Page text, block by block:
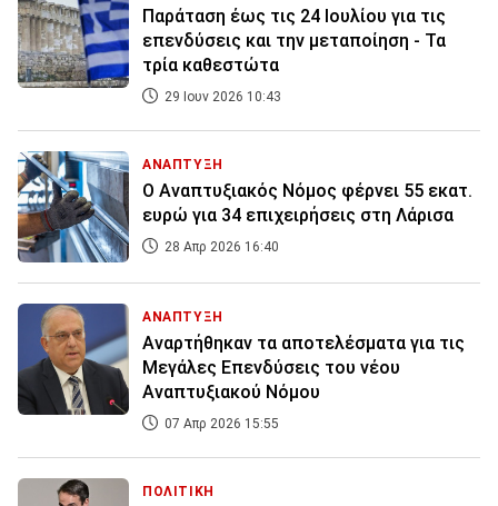
Παράταση έως τις 24 Ιουλίου για τις
επενδύσεις και την μεταποίηση - Τα
τρία καθεστώτα
29 Ιουν 2026 10:43
ΑΝΑΠΤΥΞΗ
Ο Αναπτυξιακός Νόμος φέρνει 55 εκατ.
ευρώ για 34 επιχειρήσεις στη Λάρισα
28 Απρ 2026 16:40
ΑΝΑΠΤΥΞΗ
Αναρτήθηκαν τα αποτελέσματα για τις
Μεγάλες Επενδύσεις του νέου
Αναπτυξιακού Νόμου
07 Απρ 2026 15:55
ΠΟΛΙΤΙΚΗ